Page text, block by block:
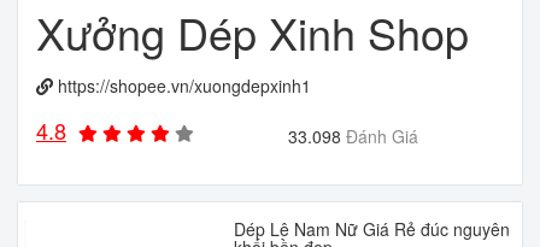
Xưởng Dép Xinh Shop
https://shopee.vn/xuongdepxinh1
4.8 33.098 Đánh Giá
Dép Lê Nam Nữ Giá Rẻ đúc nguyên